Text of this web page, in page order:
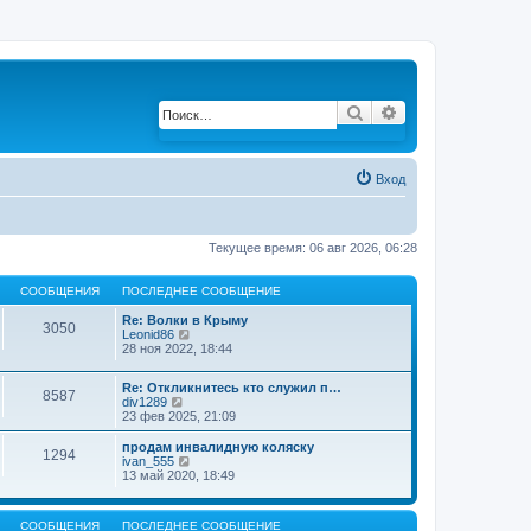
Поиск
Вход
Текущее время: 06 авг 2026, 06:28
СООБЩЕНИЯ ПОСЛЕДНЕЕ СООБЩЕНИЕ
3050
Re: Волки в Крыму
Leonid86
е
е
й
и
к
п
с
е
д
28 ноя 2022, 18:44
8587
Re: Откликнитесь кто служил п…
div1289
е
р
е
й
т
к
п
23 фев 2025, 21:09
1294
продам инвалидную коляску
ivan_555
е
е
13 май 2020, 18:49
СООБЩЕНИЯ ПОСЛЕДНЕЕ СООБЩЕНИЕ